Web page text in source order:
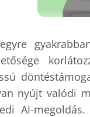
nyújt valódi
AI-